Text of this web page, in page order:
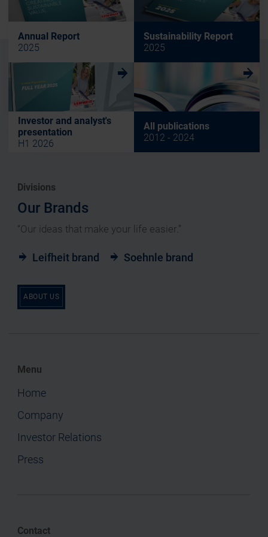
Annual Report
2025
Sustainability Report
2025
Investor and analyst's
presentation
H1 2026
w
All publications
2012 - 2024
w
Divisions
Our Brands
“Our ideas that make your life easier.”
Leifheit brand Soehnle brand
ABOUT US
Menu
Home
Company
Investor Relations
Press
Contact